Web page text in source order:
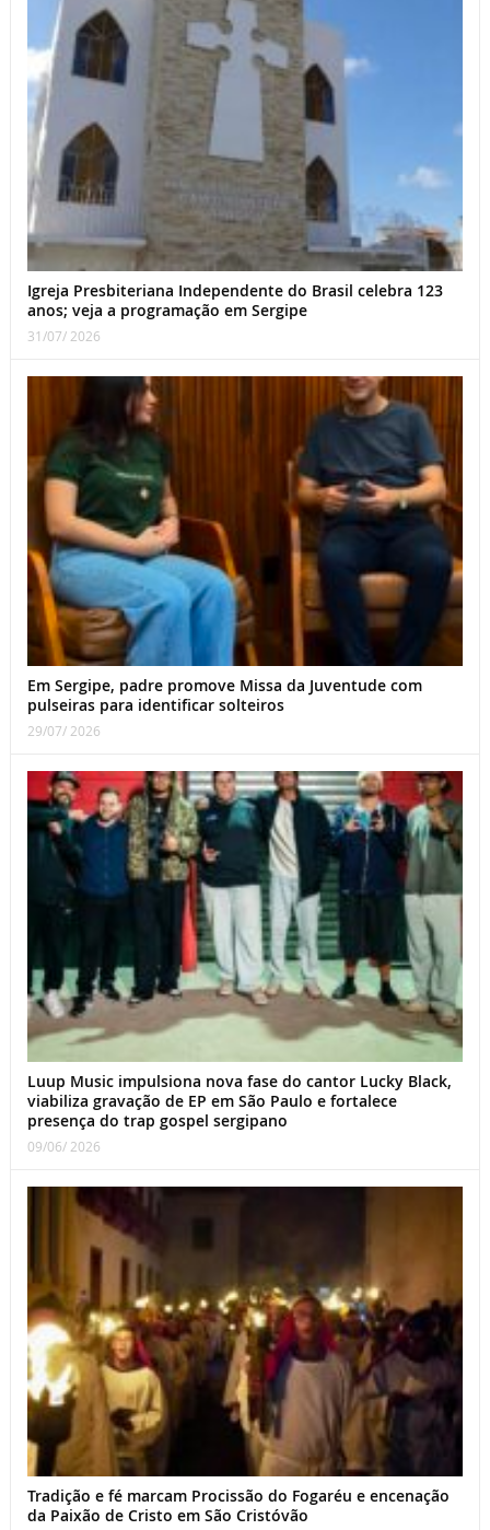
Igreja Presbiteriana Independente do Brasil celebra 123
anos; veja a programação em Sergipe
31/07/ 2026
Em Sergipe, padre promove Missa da Juventude com
pulseiras para identificar solteiros
29/07/ 2026
Luup Music impulsiona nova fase do cantor Lucky Black,
viabiliza gravação de EP em São Paulo e fortalece
presença do trap gospel sergipano
09/06/ 2026
Tradição e fé marcam Procissão do Fogaréu e encenação
da Paixão de Cristo em São Cristóvão